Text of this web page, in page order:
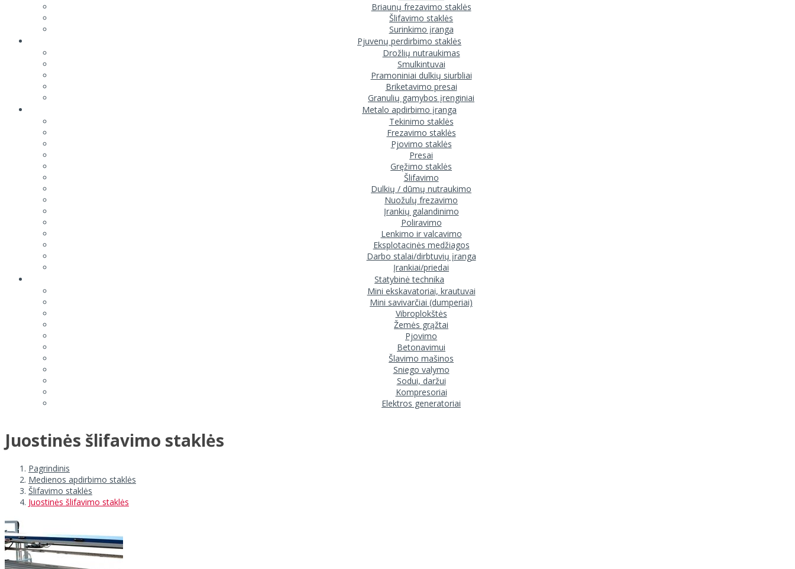
Briaunų frezavimo staklės
Šlifavimo staklės
Surinkimo įranga
Pjuvenų perdirbimo staklės
Drožlių nutraukimas
Smulkintuvai
Pramoniniai dulkių siurbliai
Briketavimo presai
Granulių gamybos įrenginiai
Metalo apdirbimo įranga
Tekinimo staklės
Frezavimo staklės
Pjovimo staklės
Presai
Gręžimo staklės
Šlifavimo
Dulkių / dūmų nutraukimo
Nuožulų frezavimo
Įrankių galandinimo
Poliravimo
Lenkimo ir valcavimo
Eksplotacinės medžiagos
Darbo stalai/dirbtuvių įranga
Įrankiai/priedai
Statybinė technika
Mini ekskavatoriai, krautuvai
Mini savivarčiai (dumperiai)
Vibroplokštės
Žemės grąžtai
Pjovimo
Betonavimui
Šlavimo mašinos
Sniego valymo
Sodui, daržui
Kompresoriai
Elektros generatoriai
Juostinės šlifavimo staklės
Pagrindinis
Medienos apdirbimo staklės
Šlifavimo staklės
Juostinės šlifavimo staklės